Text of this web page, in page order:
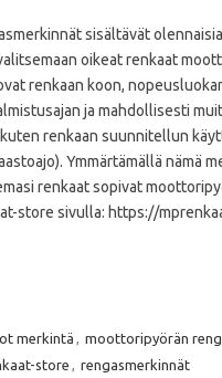
sisältävät
oikeat renkaat
renkaan koon,
ja mahdollisesti
renkaan suunnitellun
Ymmärtämällä nämä
renkaat sopivat
store sivulla: https://
merkintä , moottoripyörän
store , rengasmerkinnät